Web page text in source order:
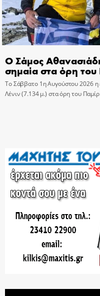
Ο Σάμος
σημαία στα όρη του
Το Σάββατο 1η Αυγούστου 2026
Λένιν (7.134 μ.) στα όρη του Παμίρ